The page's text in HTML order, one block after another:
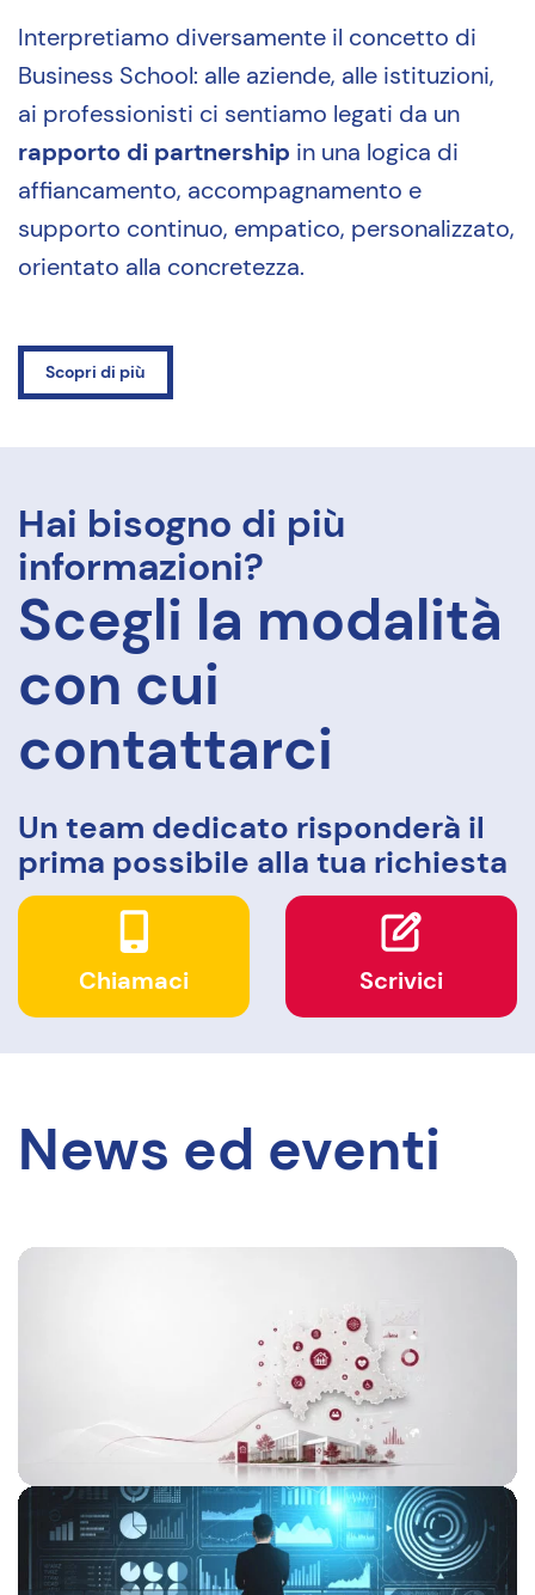
Interpretiamo diversamente il concetto di
Business School: alle aziende, alle istituzioni,
ai professionisti ci sentiamo legati da un
rapporto di partnership in una logica di
affiancamento, accompagnamento e
supporto continuo, empatico, personalizzato,
orientato alla concretezza.
Scopri di più
Hai bisogno di più
informazioni?
Scegli la modalità
con cui
contattarci
Un team dedicato risponderà il
prima possibile alla tua richiesta
Chiamaci Scrivici
News ed eventi
EVENTI 03 NOV
2026
BEST PRACTICES SOCIO-SANITARIE IN
REGIONE LOMBARDIA: MISURARE PER